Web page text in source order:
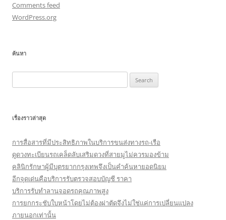
Comments feed
WordPress.org
ค้นหา
for:
เรื่องราวล่าสุด
การสื่อสารที่มีประสิทธิภาพในบริการขนส่งทางรถ-เรือ
ดูดวงทะเบียนรถเคล็ดลับเสริมดวงที่สายมูไม่ควรมองข้าม
คลินิกรักษาผู้มีบุตรยากกรุงเทพจึงเป็นคำค้นหายอดนิยม
อีกจุดเด่นคือบริการรับตรวจสอบบัญชี ราคา
บริการรับทำลานจอดรถคุณภาพสูง
การยกกระชับใบหน้าโดยไม่ต้องผ่าตัดจึงไม่ใช่แค่การเปลี่ยนแปลง
ภายนอกเท่านั้น